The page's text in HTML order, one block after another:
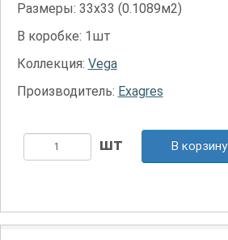
Размеры: 33х33 (0.1089м2)
В коробке: 1шт
Коллекция: Vega
Производитель: Exagres
В корзину